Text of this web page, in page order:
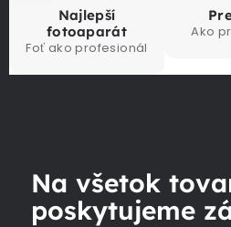
Najlepší
fotoaparát
Foť ako profesionál
Ako
Na všetok
poskytujeme